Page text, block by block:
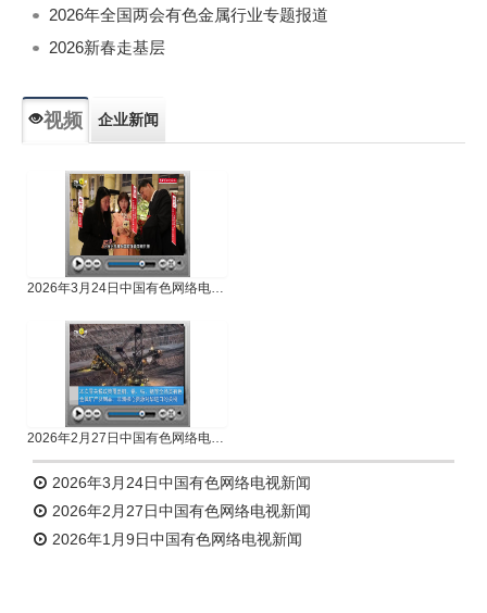
2026年全国两会有色金属行业专题报道
2026新春走基层
视频 企业新闻
2026年3月24日中国有色网络电视新闻
2026年2月27日中国有色网络电视新闻
2026年3月24日中国有色网络电视新闻
2026年2月27日中国有色网络电视新闻
2026年1月9日中国有色网络电视新闻